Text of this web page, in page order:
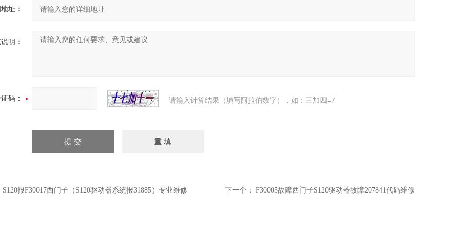
址：
明：
码： 请输入计算结果（填写阿拉伯数字），如：三加四=7
S120报F30017西门子（S120驱动器系统报31885）专业维修 下一个： F30005故障西门子S120驱动器故障207841代码维修